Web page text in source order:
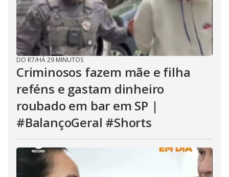
DO R7/HÁ 29 MINUTOS
Criminosos fazem mãe e filha
reféns e gastam dinheiro
roubado em bar em SP |
#BalançoGeral #Shorts